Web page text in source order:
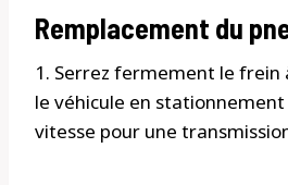
Remplacement du
1. Serrez fermement le
le véhicule en stationnement
vitesse pour une